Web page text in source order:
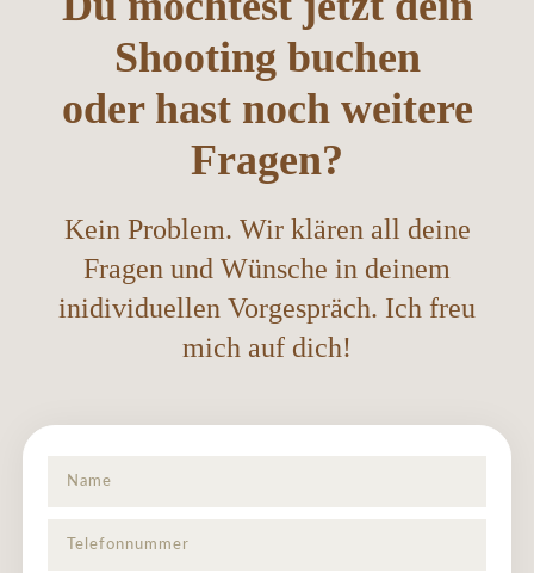
Shooting buchen
oder hast noch weitere
Fragen?
Kein Problem. Wir klären all deine
Fragen und Wünsche in deinem
inidividuellen Vorgespräch. Ich freu
mich auf dich!